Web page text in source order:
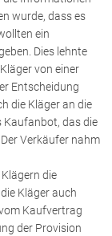
wurde, dass es
ein
Dies lehnte
von einer
Entscheidung
die Kläger an die
Kaufanbot, das die
Verkäufer nahm
die
Kläger auch
Kaufvertrag
der Provision